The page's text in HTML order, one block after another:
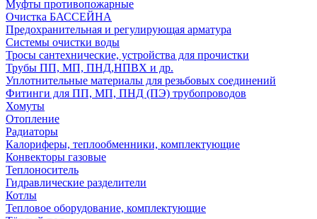
Муфты противопожарные
Очистка БАССЕЙНА
Предохранительная и регулирующая арматура
Системы очистки воды
Тросы сантехнические, устройства для прочистки
Трубы ПП, МП, ПНД,НПВХ и др.
Уплотнительные материалы для резьбовых соединений
Фитинги для ПП, МП, ПНД (ПЭ) трубопроводов
Хомуты
Отопление
Радиаторы
Калориферы, теплообменники, комплектующие
Конвекторы газовые
Теплоноситель
Гидравлические разделители
Котлы
Тепловое оборудование, комплектующие